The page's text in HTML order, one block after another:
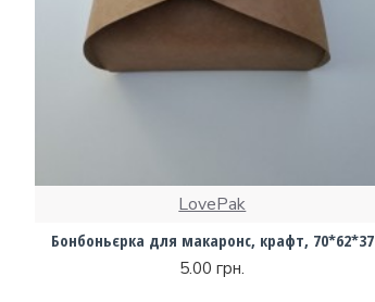
LovePak
Бонбоньєрка для макаронс, крафт, 70*62*37
5.00 грн.